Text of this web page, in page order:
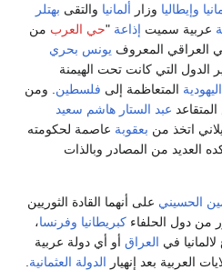
وإيطاليا وزار ألمانيا والتقى بهتلر
عربية سميت إذاعة "حي العرب من
العراقي المعروف يونس بحري
الدول التي كانت تحت الهيمنة
اليهودية المتعاظمة إلى فلسطين . ومن
عبد الستار هاشم سعيد
اتخذ من بعقوبة عاصمة لحكومته
العديد من المصادر وبالذات
الحسيني على أنهما القادة الثوريين
من دول الحلفاء كبريطانيا وفرنسا،
في العراق أو أي دولة عربية
العربية بعد إنهيار الدولة العثمانية